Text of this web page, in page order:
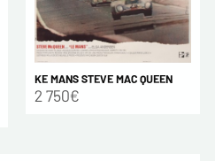
KE MANS STEVE MAC QUEEN
2 750€